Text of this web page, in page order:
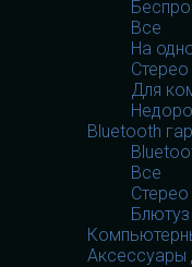
Все
На
Стерео
Для
Bluetooth
Все
Аксессуары